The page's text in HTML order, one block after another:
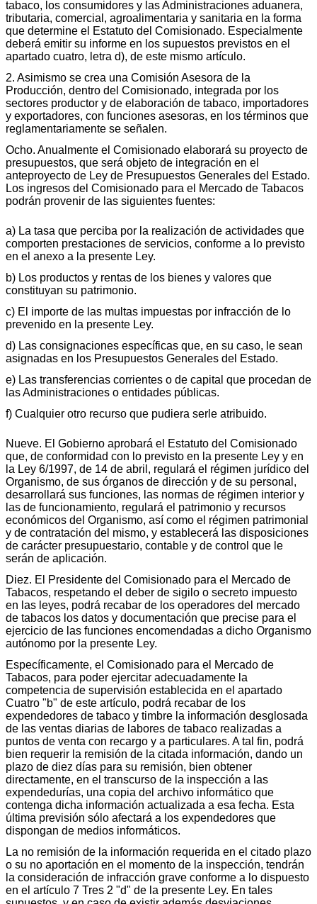
tabaco, los consumidores y las Administraciones aduanera,
tributaria, comercial, agroalimentaria y sanitaria en la forma
que determine el Estatuto del Comisionado. Especialmente
deberá emitir su informe en los supuestos previstos en el
apartado cuatro, letra d), de este mismo artículo.
2. Asimismo se crea una Comisión Asesora de la
Producción, dentro del Comisionado, integrada por los
sectores productor y de elaboración de tabaco, importadores
y exportadores, con funciones asesoras, en los términos que
reglamentariamente se señalen.
Ocho. Anualmente el Comisionado elaborará su proyecto de
presupuestos, que será objeto de integración en el
anteproyecto de Ley de Presupuestos Generales del Estado.
Los ingresos del Comisionado para el Mercado de Tabacos
podrán provenir de las siguientes fuentes:
a) La tasa que perciba por la realización de actividades que
comporten prestaciones de servicios, conforme a lo previsto
en el anexo a la presente Ley.
b) Los productos y rentas de los bienes y valores que
constituyan su patrimonio.
c) El importe de las multas impuestas por infracción de lo
prevenido en la presente Ley.
d) Las consignaciones específicas que, en su caso, le sean
asignadas en los Presupuestos Generales del Estado.
e) Las transferencias corrientes o de capital que procedan de
las Administraciones o entidades públicas.
f) Cualquier otro recurso que pudiera serle atribuido.
Nueve. El Gobierno aprobará el Estatuto del Comisionado
que, de conformidad con lo previsto en la presente Ley y en
la Ley 6/1997, de 14 de abril, regulará el régimen jurídico del
Organismo, de sus órganos de dirección y de su personal,
desarrollará sus funciones, las normas de régimen interior y
las de funcionamiento, regulará el patrimonio y recursos
económicos del Organismo, así como el régimen patrimonial
y de contratación del mismo, y establecerá las disposiciones
de carácter presupuestario, contable y de control que le
serán de aplicación.
Diez. El Presidente del Comisionado para el Mercado de
Tabacos, respetando el deber de sigilo o secreto impuesto
en las leyes, podrá recabar de los operadores del mercado
de tabacos los datos y documentación que precise para el
ejercicio de las funciones encomendadas a dicho Organismo
autónomo por la presente Ley.
Específicamente, el Comisionado para el Mercado de
Tabacos, para poder ejercitar adecuadamente la
competencia de supervisión establecida en el apartado
Cuatro "b" de este artículo, podrá recabar de los
expendedores de tabaco y timbre la información desglosada
de las ventas diarias de labores de tabaco realizadas a
puntos de venta con recargo y a particulares. A tal fin, podrá
bien requerir la remisión de la citada información, dando un
plazo de diez días para su remisión, bien obtener
directamente, en el transcurso de la inspección a las
expendedurías, una copia del archivo informático que
contenga dicha información actualizada a esa fecha. Esta
última previsión sólo afectará a los expendedores que
dispongan de medios informáticos.
La no remisión de la información requerida en el citado plazo
o su no aportación en el momento de la inspección, tendrán
la consideración de infracción grave conforme a lo dispuesto
en el artículo 7 Tres 2 "d" de la presente Ley. En tales